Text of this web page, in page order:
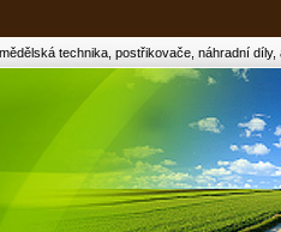
technika, postřikovače, náhradní